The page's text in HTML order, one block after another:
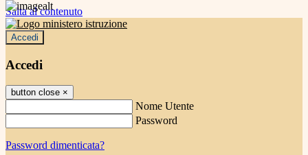
Salta al contenuto
Accedi
Accedi
button close ×
Nome Utente
Password
Password dimenticata?